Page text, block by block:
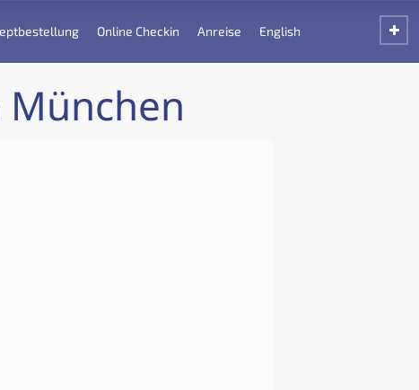
Online Checkin Anreise English